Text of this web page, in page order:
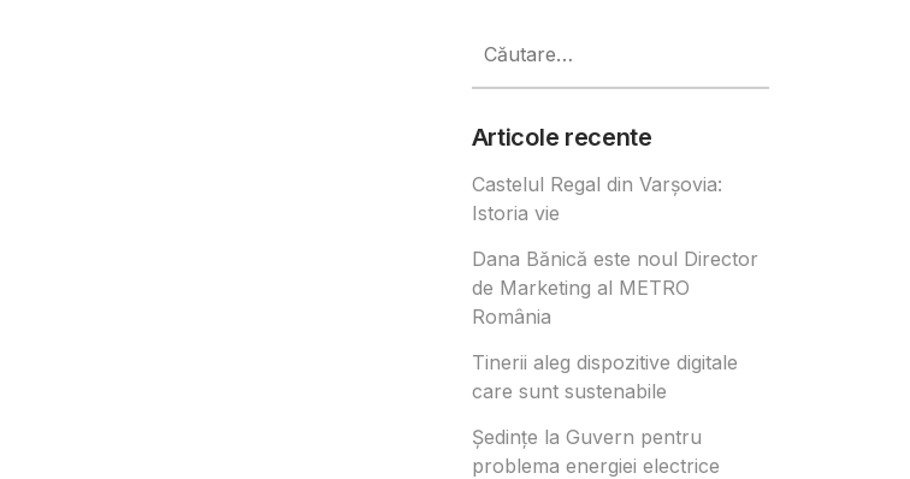
după:
Articole recente
Castelul Regal din Varșovia:
Istoria vie
Dana Bănică este noul Director
de Marketing al METRO
România
Tinerii aleg dispozitive digitale
care sunt sustenabile
Ședințe la Guvern pentru
problema energiei electrice